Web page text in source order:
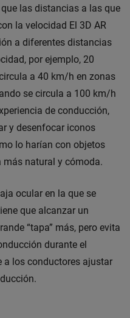
las distancias a las que
la velocidad El 3D AR
a diferentes distancias
por ejemplo, 20
a 40 km/h en zonas
se circula a 100 km/h
de conducción,
y desenfocar iconos
lo harían con objetos
más natural y cómoda.
ocular en la que se
que alcanzar un
“tapa” más, pero evita
durante el
a los conductores ajustar